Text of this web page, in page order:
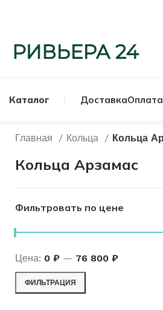
Каталог ДоставкаОплата
Главная Кольца Кольца
Кольца Арзамас
Фильтровать по цене
ФИЛЬТРАЦИЯ
Цена: 0 ₽ — 76 800 ₽